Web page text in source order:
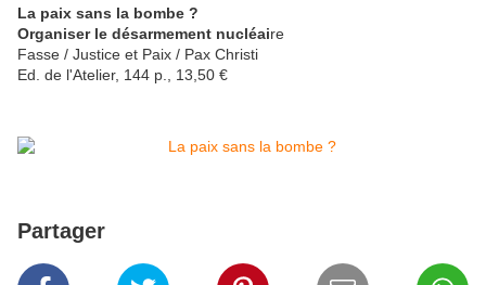
La paix sans la bombe ?
Organiser le désarmement nucléaire
Fasse / Justice et Paix / Pax Christi
Ed. de l'Atelier, 144 p., 13,50 €
Partager